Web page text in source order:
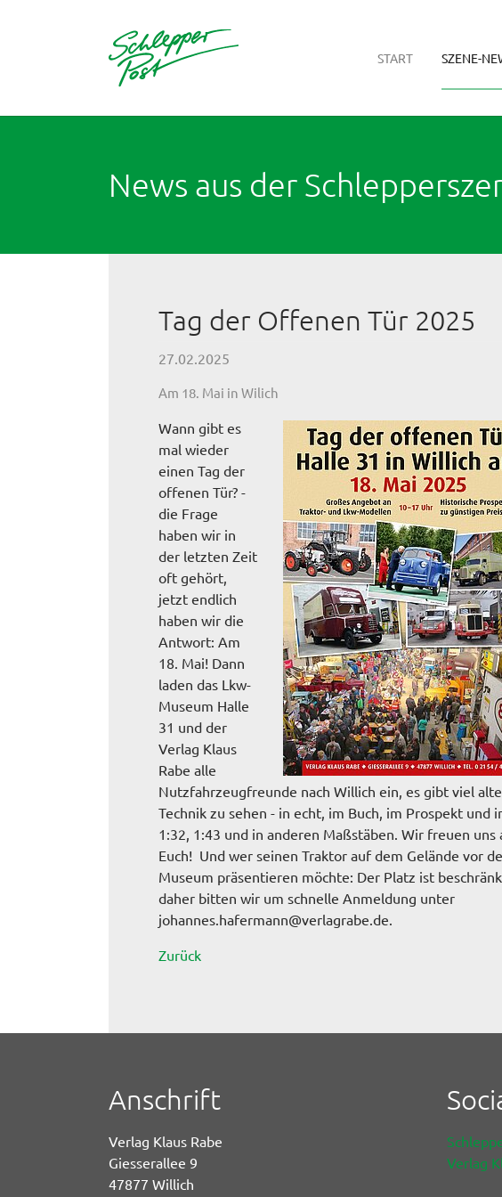
START SZENE-
News aus der
Tag der Offenen Tür 2025
27.02.2025
Am 18. Mai in Wilich
Wann gibt es
mal wieder
einen Tag der
offenen Tür? -
die Frage
haben wir in
der letzten Zeit
oft gehört,
jetzt endlich
haben wir die
Antwort: Am
18. Mai! Dann
laden das Lkw-
Museum Halle
31 und der
Verlag Klaus
Rabe alle
Nutzfahrzeugfreunde nach Willich ein, es gibt viel alte
Technik zu sehen - in echt, im Buch, im Prospekt und
1:32, 1:43 und in anderen Maßstäben. Wir freuen uns
Euch! Und wer seinen Traktor auf dem Gelände vor
Museum präsentieren möchte: Der Platz ist
daher bitten wir um schnelle Anmeldung unter
johannes.hafermann@verlagrabe.de.
Zurück
Anschrift
Verlag Klaus Rabe
Giesserallee 9
47877 Willich
Verlag